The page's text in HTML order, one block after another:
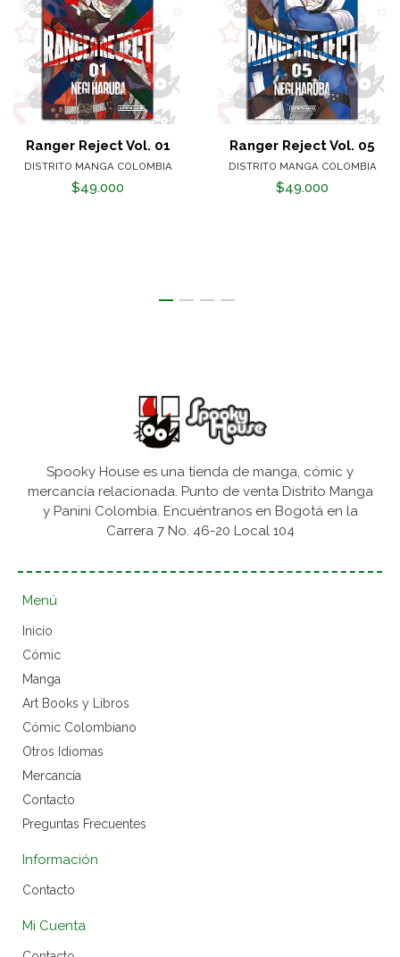
Ranger Reject Vol. 01
DISTRITO MANGA COLOMBIA
$49.000
Ranger Reject Vol. 05
DISTRITO MANGA COLOMBIA
$49.000
Spooky House es una tienda de manga, cómic y
mercancía relacionada. Punto de venta Distrito Manga
y Panini Colombia. Encuéntranos en Bogotá en la
Carrera 7 No. 46-20 Local 104
Menú
Inicio
Cómic
Manga
Art Books y Libros
Cómic Colombiano
Otros Idiomas
Mercancía
Contacto
Preguntas Frecuentes
Información
Contacto
Mi Cuenta